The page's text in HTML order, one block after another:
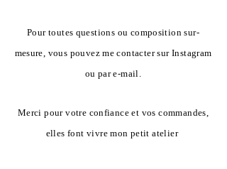
Pour toutes questions ou composition sur-
mesure, vous pouvez me contacter sur Instagram
ou par e-mail.
Merci pour votre confiance et vos commandes,
elles font vivre mon petit atelier